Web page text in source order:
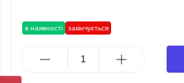
в наявності закінчується